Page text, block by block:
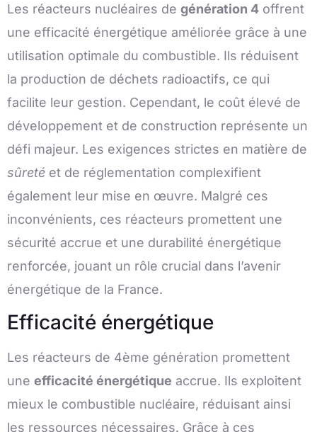
Les réacteurs nucléaires de génération 4 offrent
une efficacité énergétique améliorée grâce à une
utilisation optimale du combustible. Ils réduisent
la production de déchets radioactifs, ce qui
facilite leur gestion. Cependant, le coût élevé de
développement et de construction représente un
défi majeur. Les exigences strictes en matière de
sûreté et de réglementation complexifient
également leur mise en œuvre. Malgré ces
inconvénients, ces réacteurs promettent une
sécurité accrue et une durabilité énergétique
renforcée, jouant un rôle crucial dans l’avenir
énergétique de la France.
Efficacité énergétique
Les réacteurs de 4ème génération promettent
une efficacité énergétique accrue. Ils exploitent
mieux le combustible nucléaire, réduisant ainsi
les ressources nécessaires. Grâce à ces